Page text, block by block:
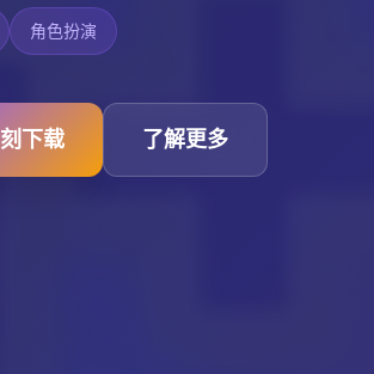
角色扮演
下载 了解更多